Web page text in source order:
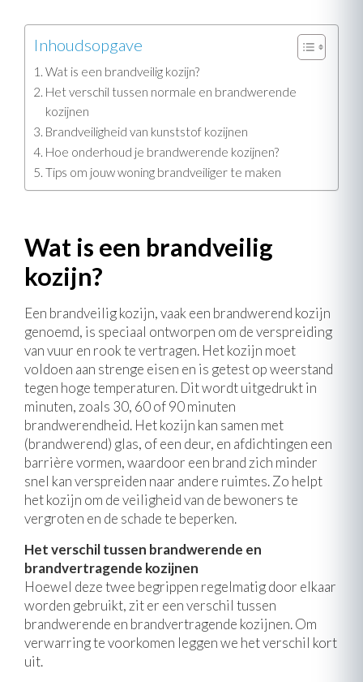
Inhoudsopgave
Wat is een brandveilig kozijn?
Het verschil tussen normale en brandwerende
kozijnen
Brandveiligheid van kunststof kozijnen
Hoe onderhoud je brandwerende kozijnen?
Tips om jouw woning brandveiliger te maken
Wat is een brandveilig
kozijn?
Een brandveilig kozijn, vaak een brandwerend kozijn
genoemd, is speciaal ontworpen om de verspreiding
van vuur en rook te vertragen. Het kozijn moet
voldoen aan strenge eisen en is getest op weerstand
tegen hoge temperaturen. Dit wordt uitgedrukt in
minuten, zoals 30, 60 of 90 minuten
brandwerendheid. Het kozijn kan samen met
(brandwerend) glas, of een deur, en afdichtingen een
barrière vormen, waardoor een brand zich minder
snel kan verspreiden naar andere ruimtes. Zo helpt
het kozijn om de veiligheid van de bewoners te
vergroten en de schade te beperken.
Het verschil tussen brandwerende en
brandvertragende kozijnen
Hoewel deze twee begrippen regelmatig door elkaar
worden gebruikt, zit er een verschil tussen
brandwerende en brandvertragende kozijnen. Om
verwarring te voorkomen leggen we het verschil kort
uit.